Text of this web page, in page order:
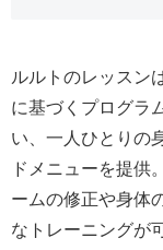
ルルトのレッスン
に基づくプログラ
い、一人ひとりの
ドメニューを提供
ームの修正や身体
なトレーニングが